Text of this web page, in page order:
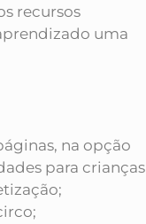
recursos
uma
na opção
para crianças